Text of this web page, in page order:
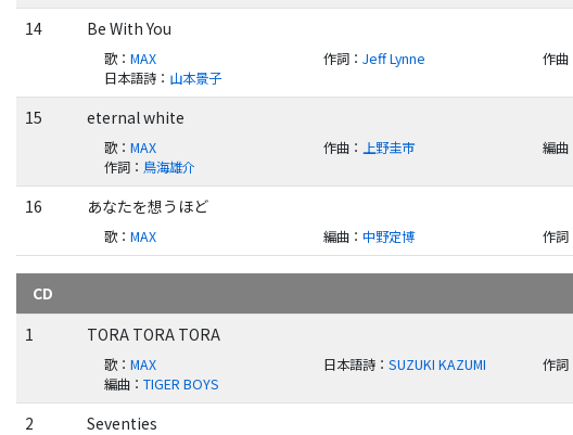
14 Be With You
歌 ：MAX 作詞 ：Jeff Lynne 作曲
日本語詩 ： 山本景子
15 eternal white
歌 ：MAX 作曲 ： 上野圭市 編曲
作詞 ： 鳥海雄介
16 あなたを想うほど
歌 ：MAX 編曲 ：中野定博 作詞
CD
1
TORA TORA TORA
歌 ：MAX 日本語詩 ：SUZUKI KAZUMI 作詞
編曲 ：TIGER BOYS
2 Seventies